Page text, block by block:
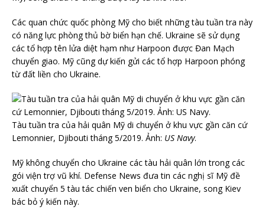
Các quan chức quốc phòng Mỹ cho biết những tàu tuần tra này
có năng lực phòng thủ bờ biển hạn chế. Ukraine sẽ sử dụng
các tổ hợp tên lửa diệt hạm như Harpoon được Đan Mạch
chuyển giao. Mỹ cũng dự kiến gửi các tổ hợp Harpoon phóng
từ đất liền cho Ukraine.
Tàu tuần tra của hải quân Mỹ di chuyển ở khu vực gần căn cứ
Lemonnier, Djibouti tháng 5/2019. Ảnh: US Navy.
Mỹ không chuyển cho Ukraine các tàu hải quân lớn trong các
gói viện trợ vũ khí. Defense News đưa tin các nghị sĩ Mỹ đề
xuất chuyển 5 tàu tác chiến ven biển cho Ukraine, song Kiev
bác bỏ ý kiến này.